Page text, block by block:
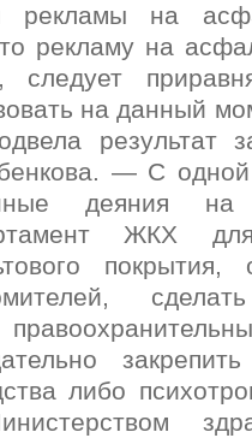
рекламы на
рекламу на
следует
на данный
результат
— С
деяния на
ЖКХ для
покрытия,
либо